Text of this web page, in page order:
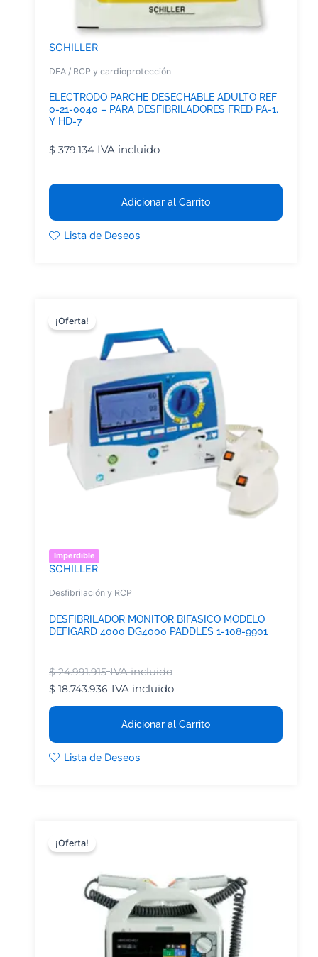
SCHILLER
DEA / RCP y cardioprotección
ELECTRODO PARCHE DESECHABLE ADULTO REF
0-21-0040 – PARA DESFIBRILADORES FRED PA-1.
Y HD-7
$ 379.134 IVA incluido
Adicionar al Carrito
Lista de Deseos
Imperdible
SCHILLER
¡Oferta!
Desfibrilación y RCP
DESFIBRILADOR MONITOR BIFASICO MODELO
DEFIGARD 4000 DG4000 PADDLES 1-108-9901
$24.991.915 IVA incluido
$ 18.743.936 IVA incluido
Adicionar al Carrito
Lista de Deseos
¡Oferta!